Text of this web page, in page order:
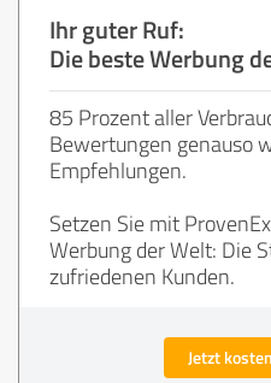
Ihr guter Ruf:
Die beste Werbung
85 Prozent aller
Bewertungen genauso
Empfehlungen.
Setzen Sie mit
Werbung der Welt: Die
zufriedenen Kunden.
Jetzt